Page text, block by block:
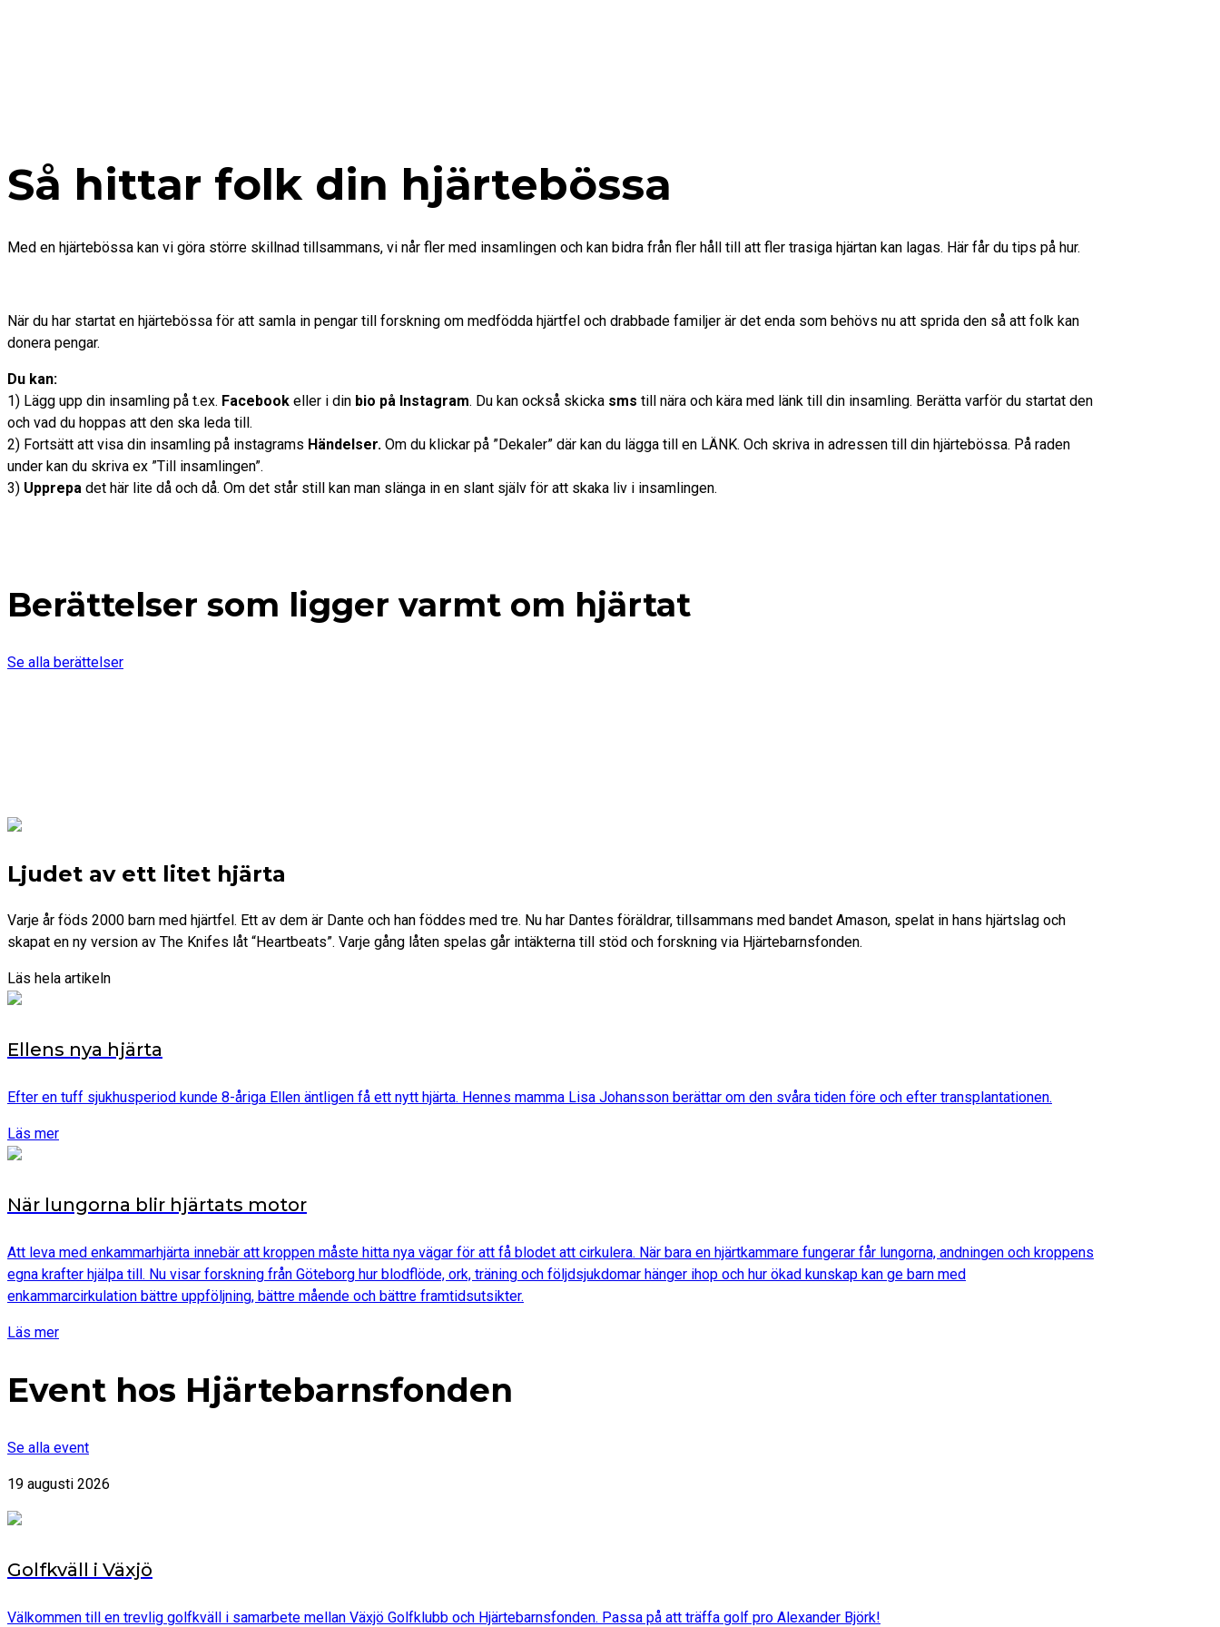
Så hittar folk din hjärtebössa
Med en hjärtebössa kan vi göra större skillnad tillsammans, vi når fler med insamlingen och kan bidra från fler håll till att fler trasiga hjärtan kan lagas. Här får du tips på hur.
När du har startat en hjärtebössa för att samla in pengar till forskning om medfödda hjärtfel och drabbade familjer är det enda som behövs nu att sprida den så att folk kan
donera pengar.
Du kan:
1) Lägg upp din insamling på t.ex. Facebook eller i din bio på Instagram. Du kan också skicka sms till nära och kära med länk till din insamling. Berätta varför du startat den
och vad du hoppas att den ska leda till.
2) Fortsätt att visa din insamling på instagrams Händelser. Om du klickar på ”Dekaler” där kan du lägga till en LÄNK. Och skriva in adressen till din hjärtebössa. På raden
under kan du skriva ex ”Till insamlingen”.
3) Upprepa det här lite då och då. Om det står still kan man slänga in en slant själv för att skaka liv i insamlingen.
Berättelser som ligger varmt om hjärtat
Se alla berättelser
Ljudet av ett litet hjärta
Varje år föds 2000 barn med hjärtfel. Ett av dem är Dante och han föddes med tre. Nu har Dantes föräldrar, tillsammans med bandet Amason, spelat in hans hjärtslag och
skapat en ny version av The Knifes låt “Heartbeats”. Varje gång låten spelas går intäkterna till stöd och forskning via Hjärtebarnsfonden.
Läs hela artikeln
Ellens nya hjärta
Efter en tuff sjukhusperiod kunde 8-åriga Ellen äntligen få ett nytt hjärta. Hennes mamma Lisa Johansson berättar om den svåra tiden före och efter transplantationen.
Läs mer
När lungorna blir hjärtats motor
Att leva med enkammarhjärta innebär att kroppen måste hitta nya vägar för att få blodet att cirkulera. När bara en hjärtkammare fungerar får lungorna, andningen och kroppens
egna krafter hjälpa till. Nu visar forskning från Göteborg hur blodflöde, ork, träning och följdsjukdomar hänger ihop och hur ökad kunskap kan ge barn med
enkammarcirkulation bättre uppföljning, bättre mående och bättre framtidsutsikter.
Läs mer
Event hos Hjärtebarnsfonden
Se alla event
19 augusti 2026
Golfkväll i Växjö
Välkommen till en trevlig golfkväll i samarbete mellan Växjö Golfklubb och Hjärtebarnsfonden. Passa på att träffa golf pro Alexander Björk!